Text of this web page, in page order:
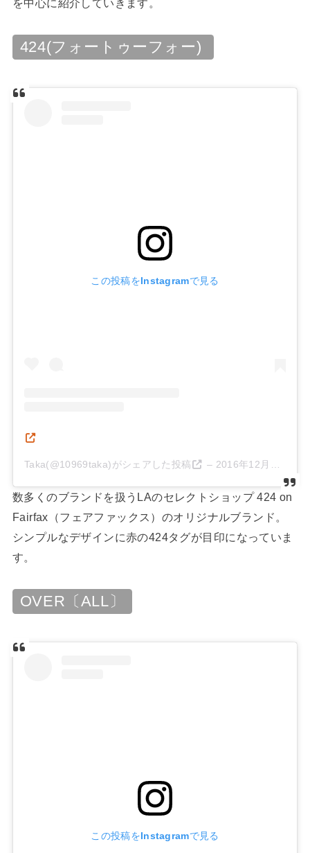
を中心に紹介していきます。
424(フォートゥーフォー)
この投稿をInstagramで見る
Taka(@10969taka)がシェアした投稿 – 2016年12月月30日午後5時39分PST
数多くのブランドを扱うLAのセレクトショップ 424 on
Fairfax（フェアファックス）のオリジナルブランド。
シンプルなデザインに赤の424タグが目印になっていま
す。
OVER〔ALL〕
この投稿をInstagramで見る